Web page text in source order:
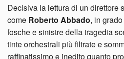
Decisiva la lettura di un direttore
come Roberto Abbado, in
fosche e sinistre della tragedia
tinte orchestrali più filtrate e
raffinatissimo e inedito quanto